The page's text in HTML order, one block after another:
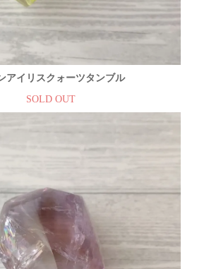
アイリスクォーツタンブル
SOLD OUT